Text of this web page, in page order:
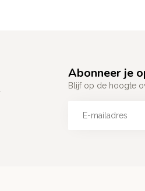
Abonneer je
Blijf op de hoogte